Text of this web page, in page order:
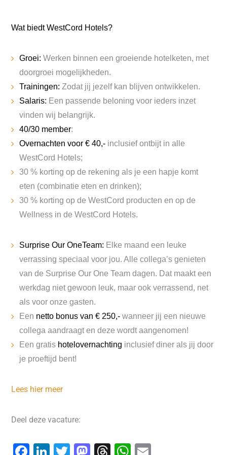
Wat biedt WestCord Hotels?
Groei: Werken binnen een groeiende hotelketen, met
doorgroei mogelijkheden.
Trainingen: Zodat jij jezelf kan blijven ontwikkelen.
Salaris: Een passende beloning voor ieders inzet
vinden wij belangrijk.
40/30 member:
Overnachten voor € 40,- inclusief ontbijt in alle
WestCord Hotels;
30 % korting op de rekening als je een hapje komt
eten (combinatie eten en drinken);
30 % korting op de WestCord producten en op de
Wellness in de WestCord Hotels.
Surprise Our OneTeam: Elke maand een leuke
verrassing speciaal voor jou. Alle collega’s genieten
van de Surprise Our One Team dagen. Dat maakt een
werkdag niet gewoon leuk, maar ook verrassend, net
als voor onze gasten.
Een netto bonus van € 250,- wanneer jij een nieuwe
collega aandraagt en deze wordt aangenomen!
Een gratis hotelovernachting inclusief diner als jij door
je proeftijd bent!
Lees hier meer
Deel deze vacature: